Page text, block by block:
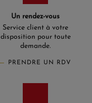
Un rendez-vous
Service client à votre
disposition pour toute
demande.
PRENDRE UN RDV